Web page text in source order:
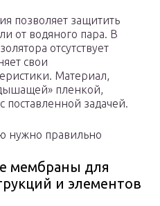
позволяет защитить
от водяного пара. В
отсутствует
свои
Материал,
пленкой,
поставленной задачей.
нужно правильно
мембраны для
и элементов